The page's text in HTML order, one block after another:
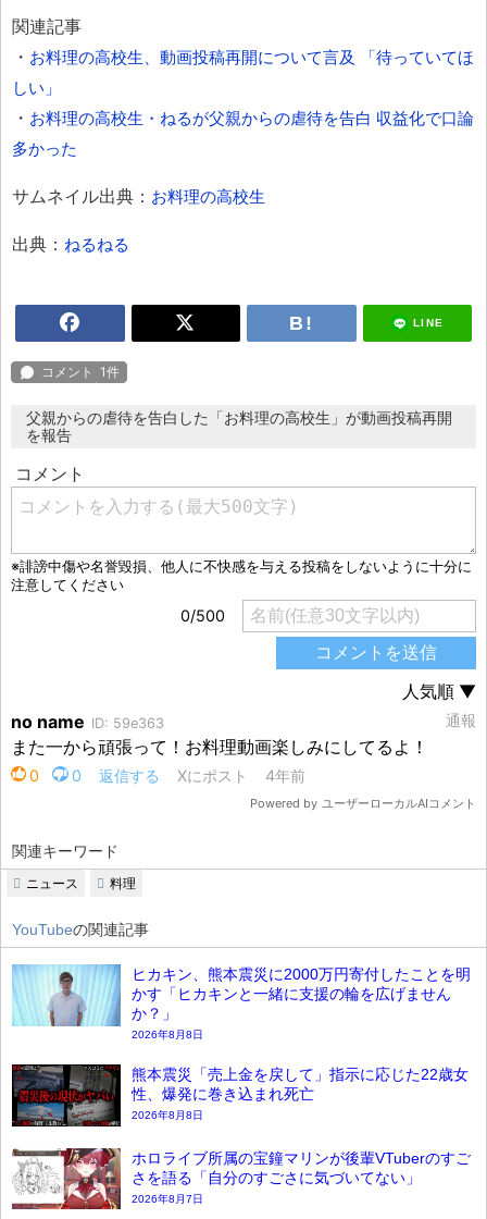
関連記事
・ お料理の高校生、動画投稿再開について言及 「待っていてほ
しい」
・ お料理の高校生・ねるが父親からの虐待を告白 収益化で口論
多かった
サムネイル出典： お料理の高校生
出典： ねるねる
LINE
父親からの虐待を告白した「お料理の高校生」が動画投稿再開
を報告
関連キーワード
ニュース 料理
YouTubeの関連記事
ヒカキン、熊本震災に2000万円寄付したことを明
かす「ヒカキンと一緒に支援の輪を広げません
か？」
2026年8月8日
熊本震災「売上金を戻して」指示に応じた22歳女
性、爆発に巻き込まれ死亡
2026年8月8日
ホロライブ所属の宝鐘マリンが後輩VTuberのすご
さを語る「自分のすごさに気づいてない」
2026年8月7日